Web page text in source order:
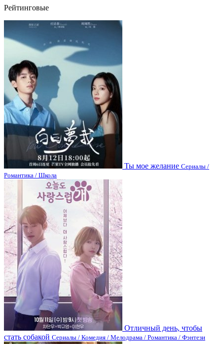
Рейтинговые
Ты мое желание Сериалы /
Романтика / Школа
Отличный день, чтобы
стать собакой Сериалы / Комедия / Мелодрама / Романтика / Фэнтези